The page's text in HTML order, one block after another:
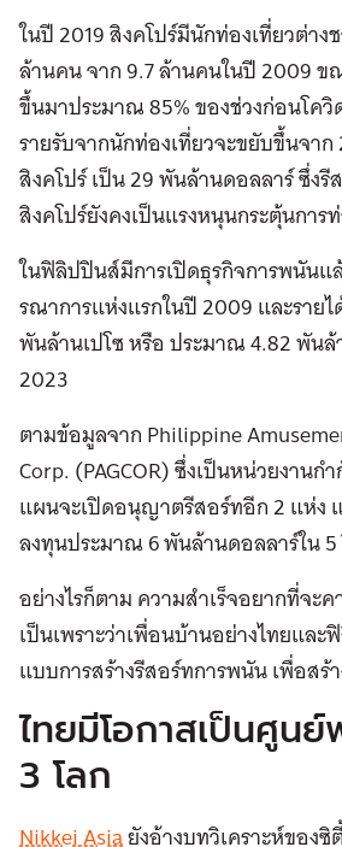
ในปี 2019 สิงคโปร์มีนักท่องเที่ยวต่าง
ล้านคน จาก 9.7 ล้านคนในปี 2009
ขึ้นมาประมาณ 85% ของช่วงก่อนโค
รายรับจากนักท่องเที่ยวจะขยับขึ้นจา
สิงคโปร์ เป็น 29 พันล้านดอลลาร์ ซึ่งรี
สิงคโปร์ยังคงเป็นแรงหนุนกระตุ้นการ
ในฟิลิปปินส์มีการเปิดธุรกิจการพนันแ
รณาการแห่งแรกในปี 2009 และราย
พันล้านเปโซ หรือ ประมาณ 4.82 พัน
2023
ตามข้อมูลจาก Philippine
Corp. (PAGCOR) ซึ่งเป็นหน่วยงานก
แผนจะเปิดอนุญาตรีสอร์ทอีก 2 แห่ง
ลงทุนประมาณ 6 พันล้านดอลลาร์ใน
อย่างไรก็ตาม ความสำเร็จอยากที่จะ
เป็นเพราะว่าเพื่อนบ้านอย่างไทยแล
แบบการสร้างรีสอร์ทการพนัน เพื่อสร้
ไทยมีโอกาสเป็นศูน
3 โลก
Nikkei Asiaยังอ้างบทวิเคราะห์ของ